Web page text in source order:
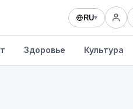
RU▾
Здоровье Культура